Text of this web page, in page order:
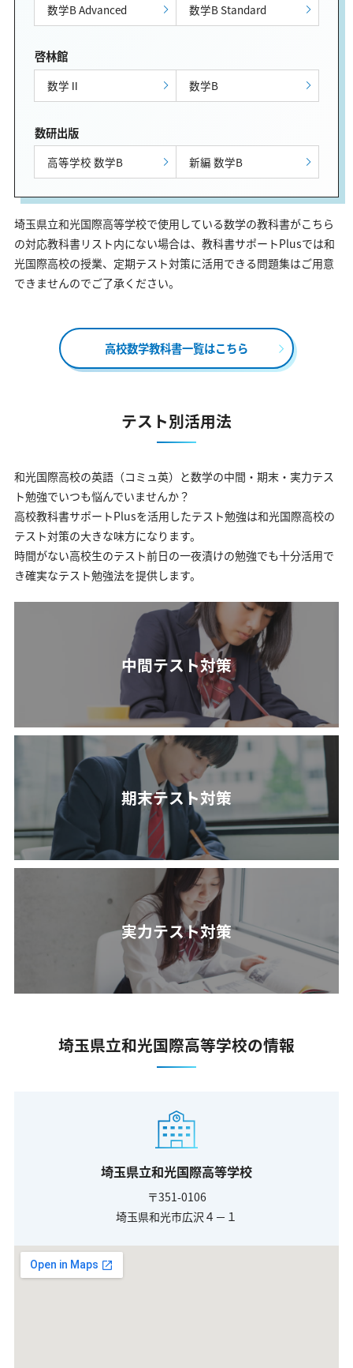
数学B Advanced
数学B Standard
啓林館
数学Ⅱ 数学B
数研出版
高等学校 数学B 新編 数学B
埼玉県立和光国際高等学校で使用している数学の教科書がこちら
の対応教科書リスト内にない場合は、教科書サポートPlusでは和
光国際高校の授業、定期テスト対策に活用できる問題集はご用意
できませんのでご了承ください。
高校数学教科書一覧はこちら
テスト別活用法
和光国際高校の英語（コミュ英）と数学の中間・期末・実力テス
ト勉強でいつも悩んでいませんか？
高校教科書サポートPlusを活用したテスト勉強は和光国際高校の
テスト対策の大きな味方になります。
時間がない高校生のテスト前日の一夜漬けの勉強でも十分活用で
き確実なテスト勉強法を提供します。
中間テスト対策
期末テスト対策
実力テスト対策
埼玉県立和光国際高等学校の情報
埼玉県立和光国際高等学校
〒351-0106
埼玉県和光市広沢４－１